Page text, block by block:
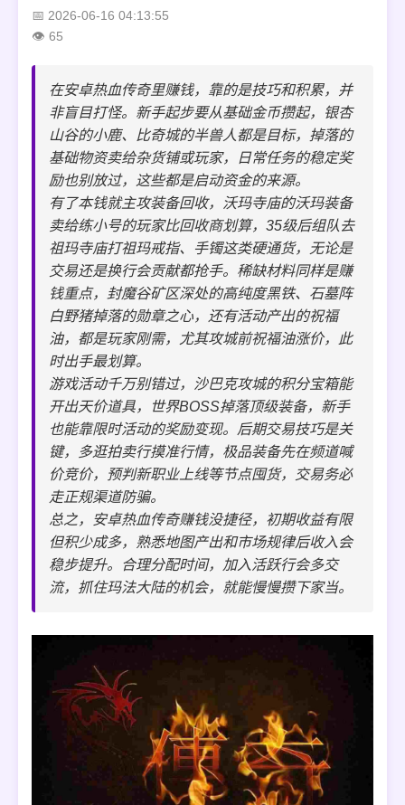
2026-06-16 04:13:55
65
在安卓热血传奇里赚钱，靠的是技巧和积累，并
非盲目打怪。新手起步要从基础金币攒起，银杏
山谷的小鹿、比奇城的半兽人都是目标，掉落的
基础物资卖给杂货铺或玩家，日常任务的稳定奖
励也别放过，这些都是启动资金的来源。
有了本钱就主攻装备回收，沃玛寺庙的沃玛装备
卖给练小号的玩家比回收商划算，35级后组队去
祖玛寺庙打祖玛戒指、手镯这类硬通货，无论是
交易还是换行会贡献都抢手。稀缺材料同样是赚
钱重点，封魔谷矿区深处的高纯度黑铁、石墓阵
白野猪掉落的勋章之心，还有活动产出的祝福
油，都是玩家刚需，尤其攻城前祝福油涨价，此
时出手最划算。
游戏活动千万别错过，沙巴克攻城的积分宝箱能
开出天价道具，世界BOSS掉落顶级装备，新手
也能靠限时活动的奖励变现。后期交易技巧是关
键，多逛拍卖行摸准行情，极品装备先在频道喊
价竞价，预判新职业上线等节点囤货，交易务必
走正规渠道防骗。
总之，安卓热血传奇赚钱没捷径，初期收益有限
但积少成多，熟悉地图产出和市场规律后收入会
稳步提升。合理分配时间，加入活跃行会多交
流，抓住玛法大陆的机会，就能慢慢攒下家当。